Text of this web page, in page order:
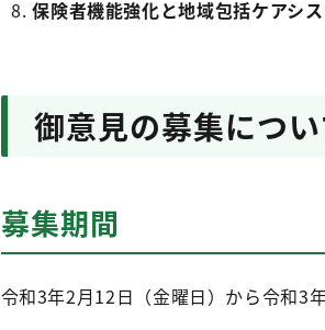
保険者機能強化と地域包括ケアシ
御意見の募集につ
募集期間
令和3年2月12日（金曜日）から令和3